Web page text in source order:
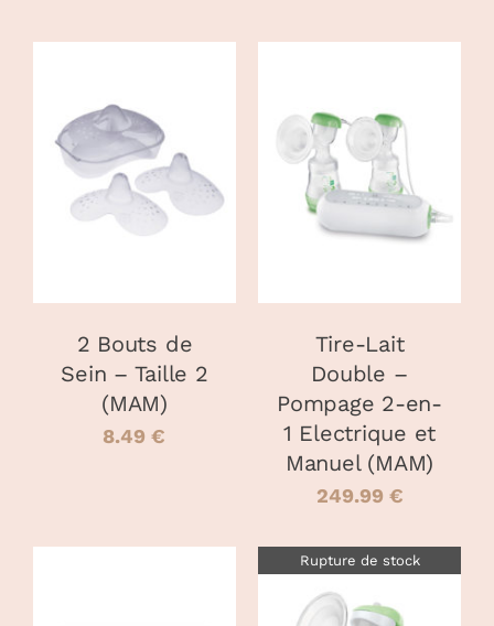
AJOUTER AU
PANIER
DÉTAILS
2 Bouts de
Sein – Taille 2
(MAM)
8.49€
AJOUTER AU
PANIER
/
DÉTAILS
Tire-Lait
Double –
Pompage 2-en-
1 Electrique et
Manuel (MAM)
249.99 €
Rupture de stock